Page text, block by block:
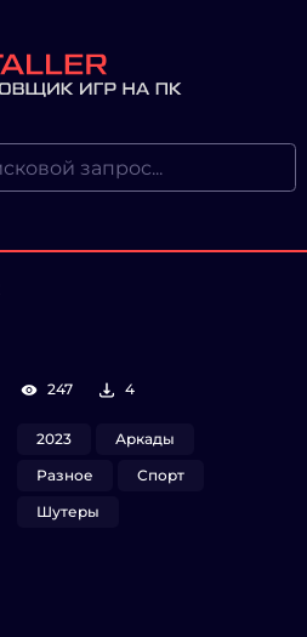
247 4
2023
Аркады
Разное
Спорт
Шутеры